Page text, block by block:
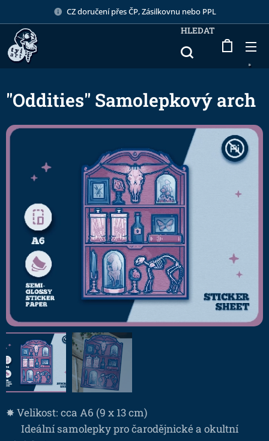
CZ doručení přes ČP, Zásilkovnu nebo PPL
HLEDAT
"Oddities" Samolepkový arch
✸ Velikost: cca A6 (9 x 13 cm)
⚰️ Ideální samolepky pro čarodějnické a okultní